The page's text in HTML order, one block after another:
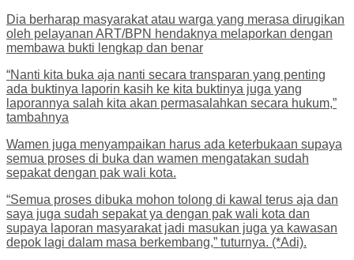
Dia berharap masyarakat atau warga yang merasa dirugikan
oleh pelayanan ART/BPN hendaknya melaporkan dengan
membawa bukti lengkap dan benar
“Nanti kita buka aja nanti secara transparan yang penting
ada buktinya laporin kasih ke kita buktinya juga yang
laporannya salah kita akan permasalahkan secara hukum,”
tambahnya
Wamen juga menyampaikan harus ada keterbukaan supaya
semua proses di buka dan wamen mengatakan sudah
sepakat dengan pak wali kota.
“Semua proses dibuka mohon tolong di kawal terus aja dan
saya juga sudah sepakat ya dengan pak wali kota dan
supaya laporan masyarakat jadi masukan juga ya kawasan
depok lagi dalam masa berkembang,” tuturnya. (*Adi).